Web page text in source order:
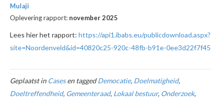
Mulaji
Oplevering rapport: november 2025
Lees hier het rapport: https://api1.ibabs.eu/publicdownload.aspx?
site=Noordenveld&id=40820c25-920c-48fb-b91e-0ee3d22f7f45
Geplaatst inCasesen taggedDemocatie, Doelmatigheid,
Doeltreffendheid, Gemeenteraad, Lokaal bestuur, Onderzoek,